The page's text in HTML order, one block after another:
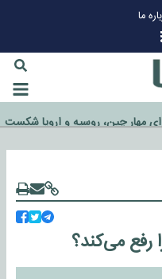
ما
مهار چین، روسیه و اروپا شکست
می‌کند؟